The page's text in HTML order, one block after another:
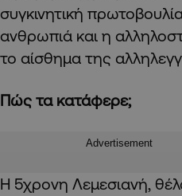
συγκινητική
ανθρωπιά και η
το αίσθημα της
Πώς τα κατάφερε;
Advertisement
Η 5χρονη Λεμεσιανή,